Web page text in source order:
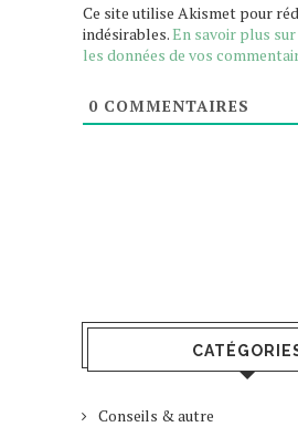
Ce site utilise Akismet pour
indésirables.En savoir plus
les données de vos
0 COMMENTAIRES
Conseils & autre